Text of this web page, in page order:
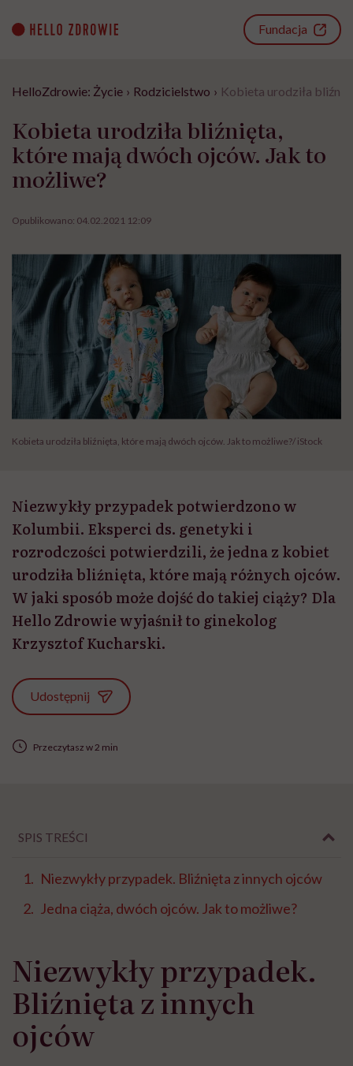
content
Fundacja
HelloZdrowie: Życie › Rodzicielstwo › Kobieta urodziła
Kobieta urodziła bliźnięta,
które mają dwóch ojców. Jak to
możliwe?
Opublikowano: 04.02.2021 12:09
Kobieta urodziła bliźnięta, które mają dwóch ojców. Jak to możliwe?/ iStock
Niezwykły przypadek potwierdzono w
Kolumbii. Eksperci ds. genetyki i
rozrodczości potwierdzili, że jedna z kobiet
urodziła bliźnięta, które mają różnych ojców.
W jaki sposób może dojść do takiej ciąży? Dla
Hello Zdrowie wyjaśnił to ginekolog
Krzysztof Kucharski.
Udostępnij
Przeczytasz w 2 min
SPIS TREŚCI
Niezwykły przypadek. Bliźnięta z innych ojców
Jedna ciąża, dwóch ojców. Jak to możliwe?
Niezwykły przypadek.
Bliźnięta z innych
ojców